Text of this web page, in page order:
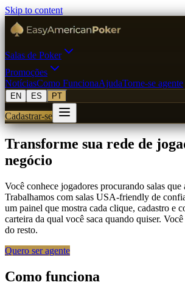
Skip to content
Salas de Poker
Promoções
NotíciasComo FuncionaAjudaTorne-se agente
EN ES PT
Cadastrar-se
Transforme sua rede de
negócio
Você conhece jogadores procurando salas
Trabalhamos com salas USA-friendly de
um painel que mostra cada clique, cadastro e
carteira da qual você saca quando quiser.
do resto.
Quero ser agente
Como funciona